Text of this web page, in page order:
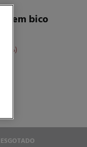
em bico
ESGOTADO